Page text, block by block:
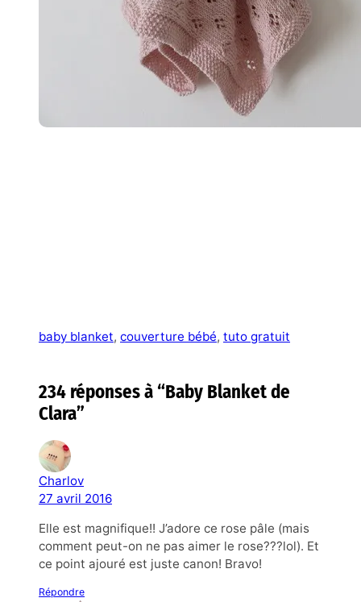
baby blanket, couverture bébé, tuto gratuit
234 réponses à “Baby Blanket de
Clara”
Charlov
27 avril 2016
Elle est magnifique!! J’adore ce rose pâle (mais
comment peut-on ne pas aimer le rose???lol). Et
ce point ajouré est juste canon! Bravo!
Répondre